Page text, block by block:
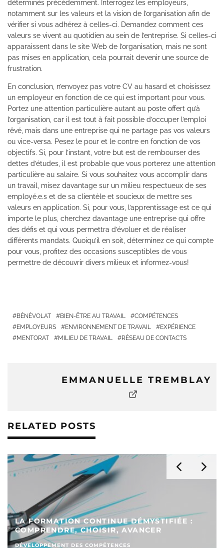
déterminés précédemment. Interrogez les employeurs,
notamment sur les valeurs et la vision de l’organisation afin de
vérifier si vous adhérez à celles-ci. Demandez comment ces
valeurs se vivent au quotidien au sein de l’entreprise. Si celles-ci
apparaissent dans le site Web de l’organisation, mais ne sont
pas mises en application, cela pourrait devenir une source de
frustration.
En conclusion, n’envoyez pas votre CV au hasard et choisissez
un employeur en fonction de ce qui est important pour vous.
Portez une attention particulière autant au poste offert qu’à
l’organisation, car il est tout à fait possible d’occuper l’emploi
rêvé, mais dans une entreprise qui ne partage pas vos valeurs
ou vice-versa. Pesez le pour et le contre en fonction de vos
objectifs. Si, pour l’instant, votre but est de rembourser des
dettes d’études, il est probable que vous porterez une attention
particulière au salaire. Si vous souhaitez vous accomplir dans
un travail, misez davantage sur un milieu respectueux de ses
employé.e.s et de sa clientèle et soucieux de mettre ses
valeurs en application. Si, pour vous, l’apprentissage est ce qui
importe le plus, cherchez davantage une entreprise qui offre
des défis et qui vous permettra d’évoluer et de réaliser
différents mandats. Quoiqu’il en soit, déterminez ce qui compte
pour vous, profitez des occasions susceptibles de vous
permettre de découvrir divers milieux et informez-vous!
BÉNÉVOLAT BIEN-ÊTRE AU TRAVAIL
COMPÉTENCES
EMPLOYEURS
ENVIRONNEMENT DE TRAVAIL
EXPÉRIENCE
MENTORAT
MILIEU DE TRAVAIL RÉSEAU DE CONTACTS
EMMANUELLE TREMBLAY
RELATED POSTS
LA FORMATION CONTINUE DÉMYSTIFIÉE :
COMPRENDRE, CHOISIR, AVANCER
DÉVELOPPEMENT DES COMPÉTENCES